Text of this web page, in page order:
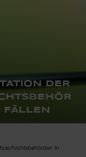
DER
FÄLLEN
in